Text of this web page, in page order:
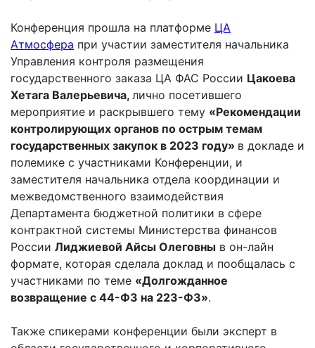
Конференция прошла на платформе ЦА
Атмосфера при участии заместителя начальника
Управления контроля размещения
государственного заказа ЦА ФАС России Цакоева
Хетага Валерьевича, лично посетившего
мероприятие и раскрывшего тему «Рекомендации
контролирующих органов по острым темам
государственных закупок в 2023 году» в докладе и
полемике с участниками Конференции, и
заместителя начальника отдела координации и
межведомственного взаимодействия
Департамента бюджетной политики в сфере
контрактной системы Министерства финансов
России Лиджиевой Айсы Олеговны в он-лайн
формате, которая сделала доклад и пообщалась с
участниками по теме «Долгожданное
возвращение с 44-ФЗ на 223-ФЗ».
Также спикерами конференции были эксперт в